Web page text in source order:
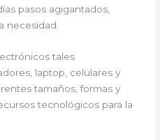
pasos agigantados,
necesidad.
tales
laptop, celulares y
tamaños, formas y
tecnológicos para la